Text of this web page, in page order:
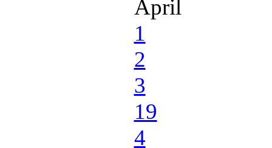
April
1
2
3
19
4